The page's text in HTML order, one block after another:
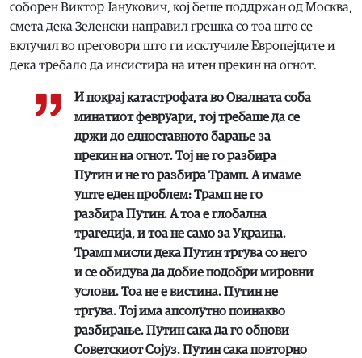
соборен Виктор Јанукович, кој беше поддржан од Москва,
смета дека Зеленски направил грешка со тоа што се
вклучил во преговори што ги исклучиле Европејците и
дека требало да инсистира на итен прекин на огнот.
И покрај катастрофата во Овалната соба
минатиот февруари, тој требаше да се
држи до едноставното барање за
прекин на огнот. Тој не го разбира
Путин и не го разбира Трамп. А имаме
уште еден проблем: Трамп не го
разбира Путин. А тоа е глобална
трагедија, и тоа не само за Украина.
Трамп мисли дека Путин тргува со него
и се обидува да добие подобри мировни
услови. Тоа не е вистина. Путин не
тргува. Тој има апсолутно поинакво
разбирање. Путин сака да го обнови
Советскиот Сојуз. Путин сака повторно